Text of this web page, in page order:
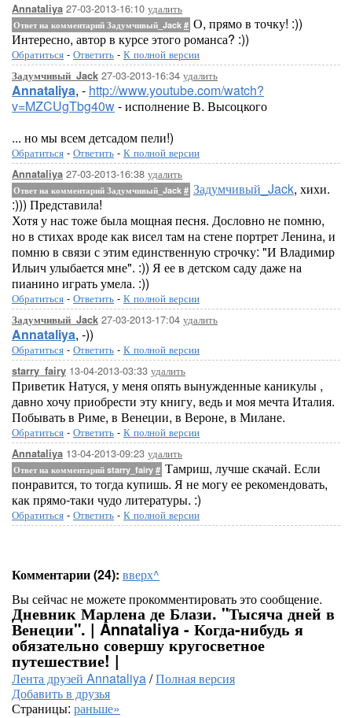
Annataliya 27-03-2013-16:10 удалить
Ответ на комментарий Задумчивый_Jack # О, прямо в точку! :))
Интересно, автор в курсе этого романса? :))
Обратиться - Ответить - К полной версии
Задумчивый_Jack 27-03-2013-16:34 удалить
Annataliya, - http://www.youtube.com/watch?
v=MZCUgTbg40w- исполнение В. Высоцкого
... но мы всем детсадом пели!)
Обратиться - Ответить - К полной версии
Annataliya 27-03-2013-16:38 удалить
Ответ на комментарий Задумчивый_Jack # Задумчивый_Jack, хихи.
:))) Представила!
Хотя у нас тоже была мощная песня. Дословно не помню,
но в стихах вроде как висел там на стене портрет Ленина, и
помню в связи с этим единственную строчку: "И Владимир
Ильич улыбается мне". :)) Я ее в детском саду даже на
пианино играть умела. :))
Обратиться - Ответить - К полной версии
Задумчивый_Jack 27-03-2013-17:04 удалить
Annataliya, -))
Обратиться - Ответить - К полной версии
starry_fairy 13-04-2013-03:33 удалить
Приветик Натуся, у меня опять вынужденные каникулы ,
давно хочу приобрести эту книгу, ведь и моя мечта Италия.
Побывать в Риме, в Венеции, в Вероне, в Милане.
Обратиться - Ответить - К полной версии
Annataliya 13-04-2013-09:23 удалить
Ответ на комментарий starry_fairy # Тамриш, лучше скачай. Если
понравится, то тогда купишь. Я не могу ее рекомендовать,
как прямо-таки чудо литературы. :)
Обратиться - Ответить - К полной версии
Комментарии (24): вверх^
Вы сейчас не можете прокомментировать это сообщение.
Дневник Марлена де Блази. "Тысяча дней в
Венеции". | Annataliya - Когда-нибудь я
обязательно совершу кругосветное
путешествие! |
Лента друзей Annataliya/Полная версия
Добавить в друзья
Страницы: раньше»